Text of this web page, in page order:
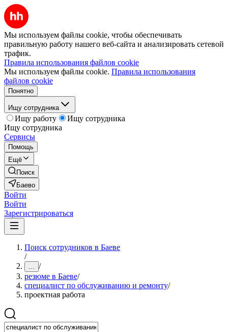
Мы используем файлы cookie, чтобы обеспечивать
правильную работу нашего веб-сайта и анализировать сетевой
трафик.
Правила использования файлов cookie
Мы используем файлы cookie. Правила использования
файлов cookie
Понятно
Ищу сотрудника
Ищу работу
Ищу сотрудника
Ищу сотрудника
Сервисы
Помощь
Ещё
Поиск
Баево
Войти
Войти
Зарегистрироваться
Поиск сотрудников в Баеве
/
... /
резюме в Баеве/
специалист по обслуживанию и ремонту/
проектная работа